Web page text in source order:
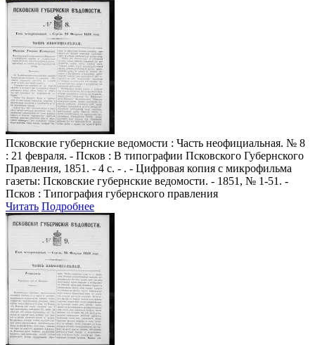
Псковские губернские ведомости : Часть неофициальная. № 8
: 21 февраля. - Псков : В типографии Псковского Губернского
Правления, 1851. - 4 с. - . - Цифровая копия с микрофильма
газеты: Псковские губернские ведомости. - 1851, № 1-51. -
Псков : Типография губернского правления
Читать Подробнее